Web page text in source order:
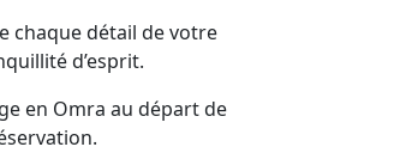
chaque détail de votre
d’esprit.
en Omra au départ de